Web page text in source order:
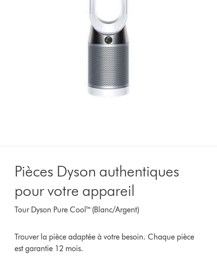
Pièces Dyson authentiques
pour votre appareil
Tour Dyson Pure Cool™ (Blanc/Argent)​
Trouver la pièce adaptée à votre besoin. Chaque pièce
est garantie 12 mois.